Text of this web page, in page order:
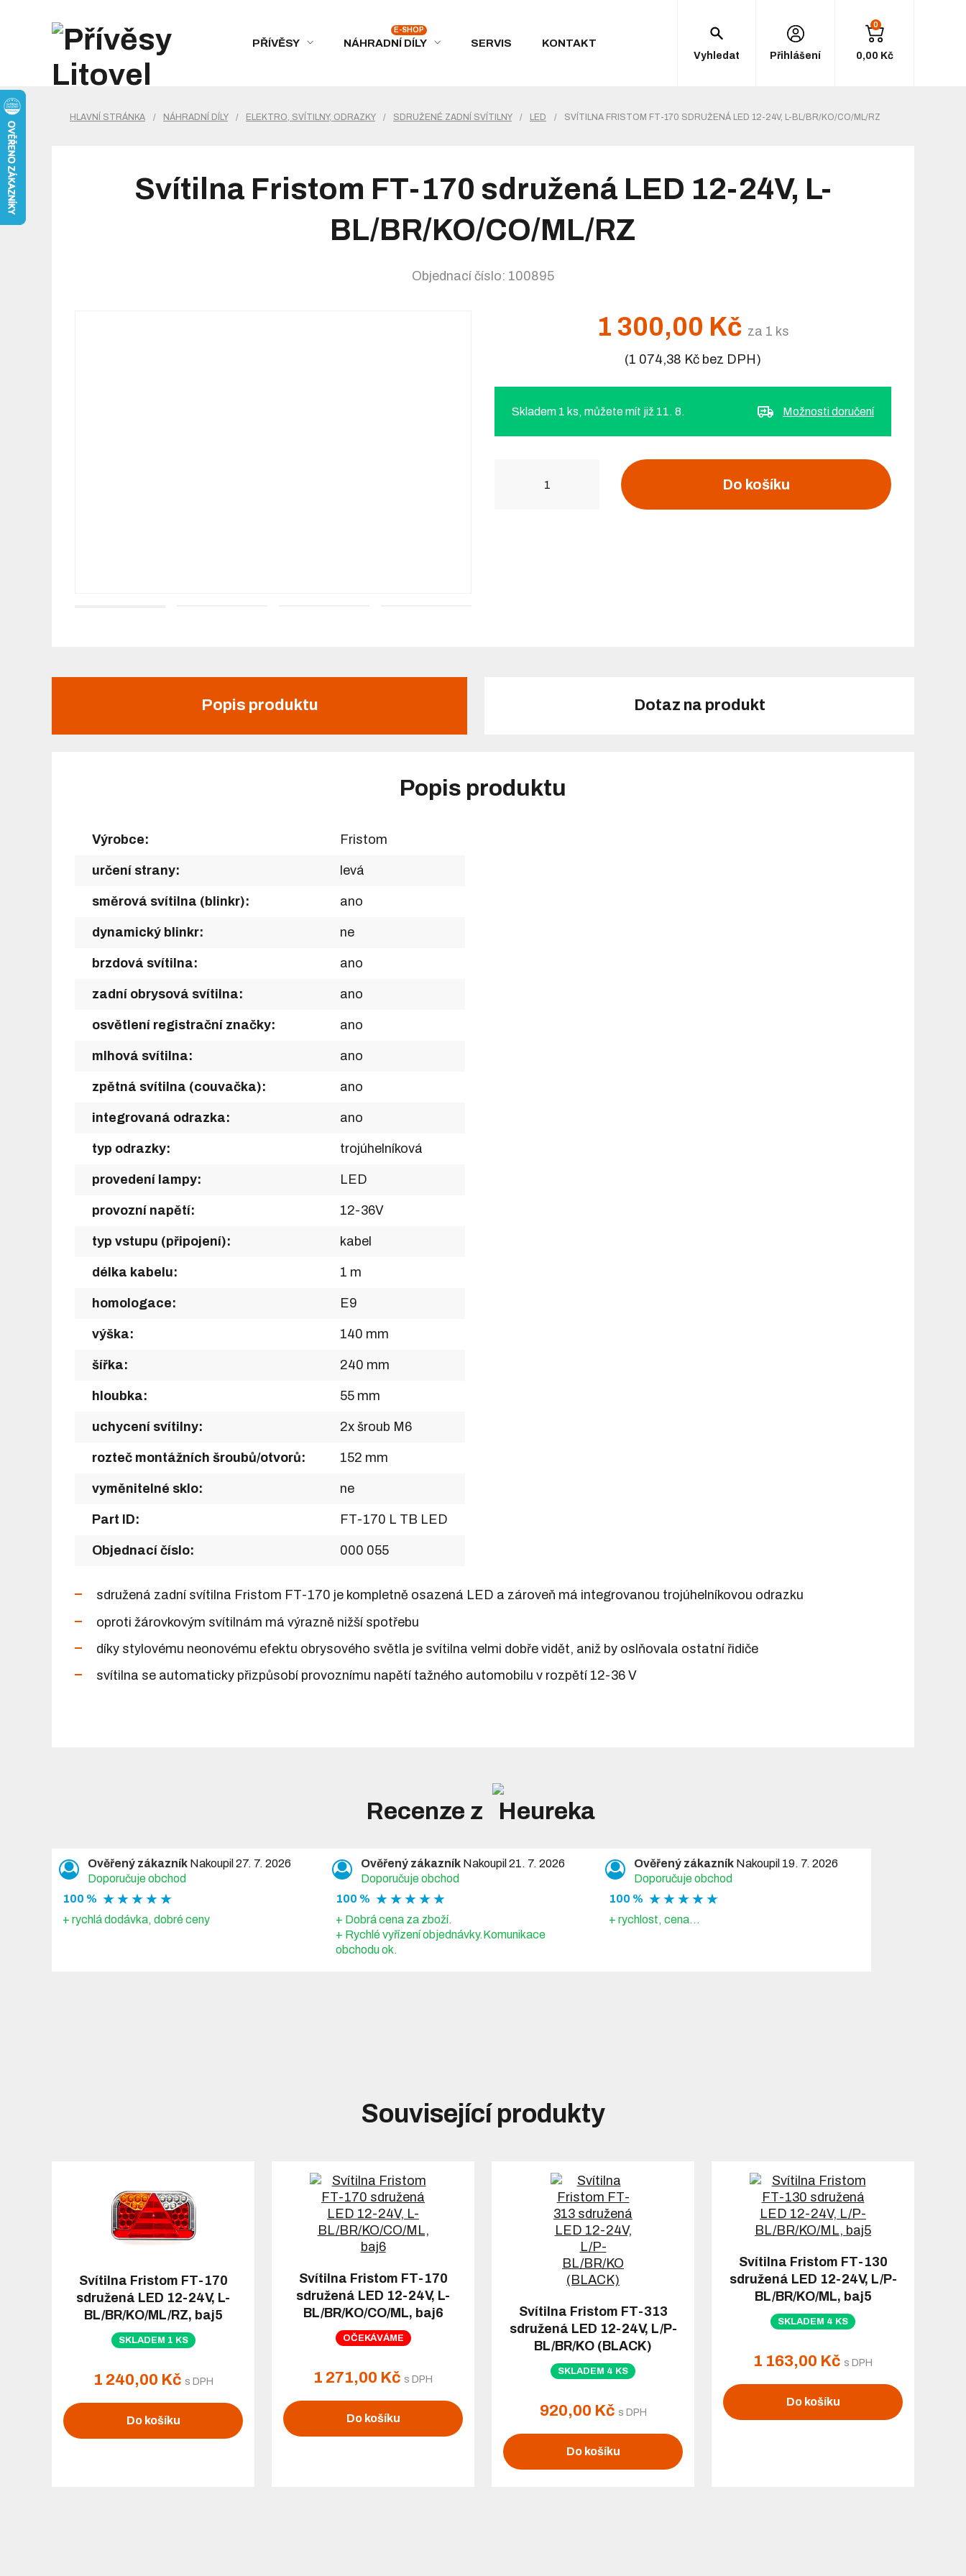
PŘÍVĚSY NÁHRADNÍ DÍLY SERVIS KONTAKT
Vyhledat Přihlášení
0
0,00 Kč
HLAVNÍ STRÁNKA / NÁHRADNÍ DÍLY / ELEKTRO, SVÍTILNY, ODRAZKY / SDRUŽENÉ ZADNÍ SVÍTILNY / LED / SVÍTILNA FRISTOM FT-170 SDRUŽENÁ LED 12-24V, L-BL/BR/KO/CO/ML/RZ
Svítilna Fristom FT-170 sdružená LED 12-24V, L-
BL/BR/KO/CO/ML/RZ
Objednací číslo: 100895
1 300,00 Kč za 1 ks
(1 074,38 Kč bez DPH)
Skladem 1 ks, můžete mít již 11. 8. Možnosti doručení
Do košíku
Popis produktu Dotaz na produkt
Popis produktu
Výrobce: Fristom
určení strany: levá
směrová svítilna (blinkr): ano
dynamický blinkr: ne
brzdová svítilna: ano
zadní obrysová svítilna: ano
osvětlení registrační značky: ano
mlhová svítilna: ano
zpětná svítilna (couvačka): ano
integrovaná odrazka: ano
typ odrazky: trojúhelníková
provedení lampy: LED
provozní napětí: 12-36V
typ vstupu (připojení): kabel
délka kabelu: 1 m
homologace: E9
výška: 140 mm
šířka: 240 mm
hloubka: 55 mm
uchycení svítilny: 2x šroub M6
rozteč montážních šroubů/otvorů: 152 mm
vyměnitelné sklo: ne
Part ID: FT-170 L TB LED
Objednací číslo: 000 055
sdružená zadní svítilna Fristom FT-170 je kompletně osazená LED a zároveň má integrovanou trojúhelníkovou odrazku
oproti žárovkovým svítilnám má výrazně nižší spotřebu
díky stylovému neonovému efektu obrysového světla je svítilna velmi dobře vidět, aniž by oslňovala ostatní řidiče
svítilna se automaticky přizpůsobí provoznímu napětí tažného automobilu v rozpětí 12-36 V
Recenze z
Ověřený zákazník Nakoupil 27. 7. 2026
Doporučuje obchod
100 % ★ ★ ★ ★ ★
+ rychlá dodávka, dobré ceny
Ověřený zákazníkNakoupil 21. 7. 2026
Doporučuje obchod
100 % ★ ★ ★ ★ ★
+ Dobrá cena za zboží.
+ Rychlé vyřízení objednávky.Komunikace
obchodu ok.
Ověřený zákazníkNakoupil 19. 7. 2026
Doporučuje obchod
100 % ★ ★ ★ ★ ★
+ rychlost, cena...
Související produkty
Svítilna Fristom FT-170
sdružená LED 12-24V, L-
BL/BR/KO/ML/RZ, baj5
SKLADEM 1 KS
1 240,00 Kč s DPH
Do košíku
Svítilna Fristom FT-170
sdružená LED 12-24V, L-
BL/BR/KO/CO/ML, baj6
OČEKÁVÁME
1 271,00 Kč s DPH
Do košíku
Svítilna Fristom FT-313
sdružená LED 12-24V, L/P-
BL/BR/KO (BLACK)
SKLADEM 4 KS
920,00 Kč s DPH
Do košíku
Svítilna Fristom FT-130
sdružená LED 12-24V, L/P-
BL/BR/KO/ML, baj5
SKLADEM 4 KS
1 163,00 Kč s DPH
Do košíku